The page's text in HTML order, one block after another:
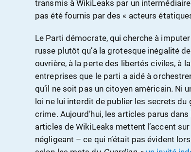
transmis à WikiLeaks par un
pas été fournis par des « acteurs
Le Parti démocrate, qui cherche à
russe plutôt qu’à la grotesque inégalité
ouvrière, à la perte des libertés civiles, à
entreprises que le parti a aidé à
qu’il ne soit pas un citoyen américain. Ni
loi ne lui interdit de publier les secrets du
crime. Aujourd’hui, les articles parus
articles de WikiLeaks mettent l’accent
négligeant – ce qui n’était pas évident